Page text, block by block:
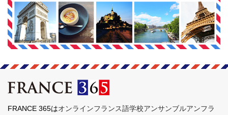
FRANCE 365はオンラインフランス語学校アンサンブルアンフラ